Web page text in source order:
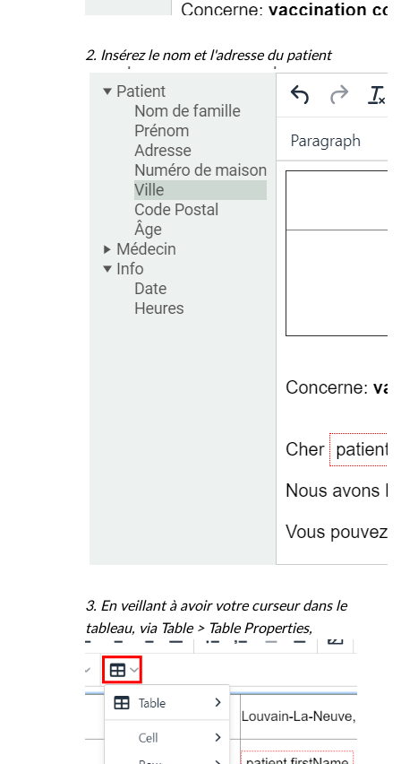
2. Insérez le nom et l'adresse du patient
3. En veillant à avoir votre curseur dans le
tableau, via Table > Table Properties,